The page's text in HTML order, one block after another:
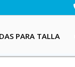
PARA TALLA